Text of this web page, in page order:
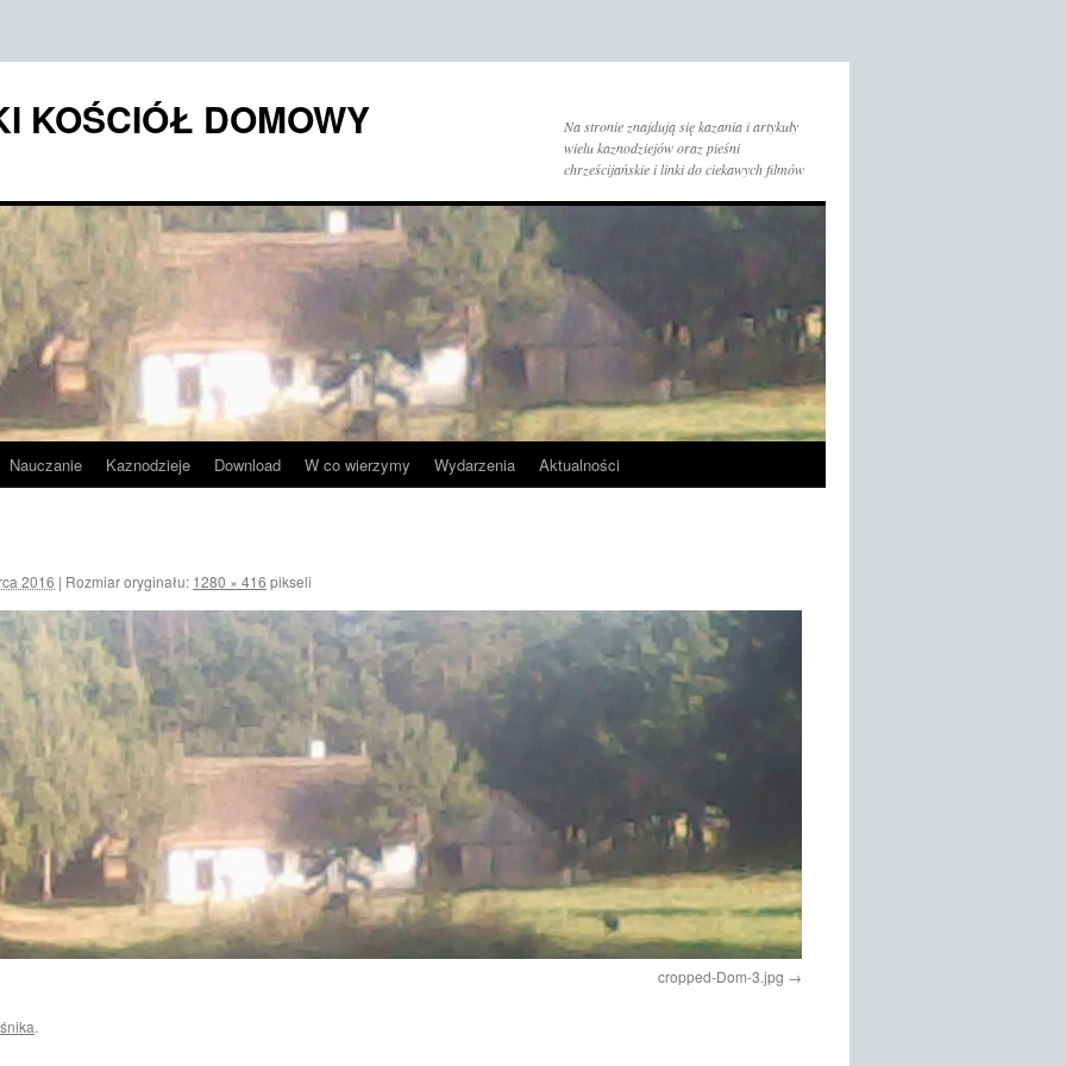
KOŚCIÓŁ DOMOWY
Na stronie znajdują się kazania i artykuły
wielu kaznodziejów oraz pieśni
chrześcijańskie i linki do ciekawych filmów
Nauczanie Kaznodzieje Download W co wierzymy Wydarzenia Aktualności
2016 | Rozmiar oryginału: 1280 × 416 pikseli
cropped-Dom-3.jpg
.